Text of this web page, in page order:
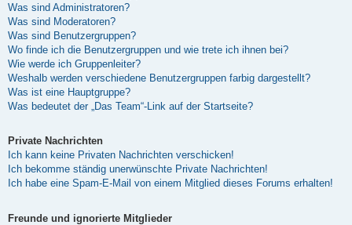
Was sind Administratoren?
Was sind Moderatoren?
Was sind Benutzergruppen?
Wo finde ich die Benutzergruppen und wie trete ich ihnen bei?
Wie werde ich Gruppenleiter?
Weshalb werden verschiedene Benutzergruppen farbig dargestellt?
Was ist eine Hauptgruppe?
Was bedeutet der „Das Team“-Link auf der Startseite?
Private Nachrichten
Ich kann keine Privaten Nachrichten verschicken!
Ich bekomme ständig unerwünschte Private Nachrichten!
Ich habe eine Spam-E-Mail von einem Mitglied dieses Forums erhalten!
Freunde und ignorierte Mitglieder